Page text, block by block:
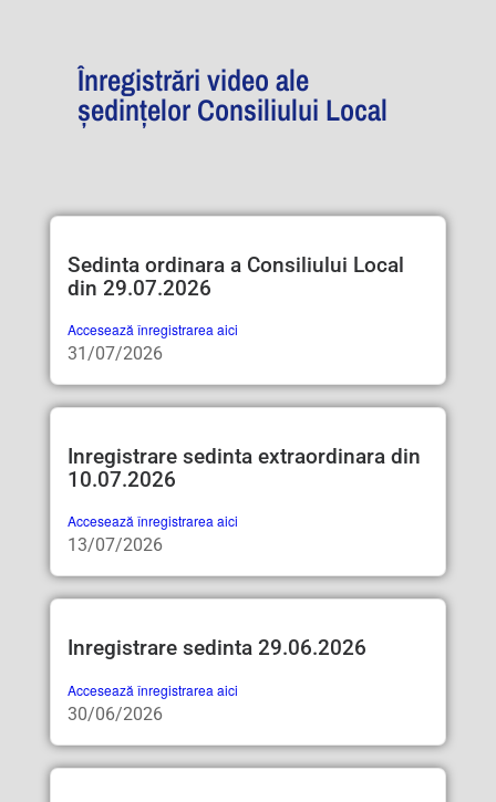
Înregistrări video ale
ședințelor Consiliului Local
Sedinta ordinara a Consiliului Local
din 29.07.2026
Accesează înregistrarea aici
31/07/2026
Inregistrare sedinta extraordinara din
10.07.2026
Accesează înregistrarea aici
13/07/2026
Inregistrare sedinta 29.06.2026
Accesează înregistrarea aici
30/06/2026